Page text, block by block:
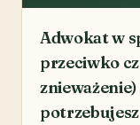
Adwokat w
przeciwko
potrzebujesz